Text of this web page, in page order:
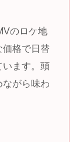
のロケ地
価格で日替
います。頭
ながら味わ